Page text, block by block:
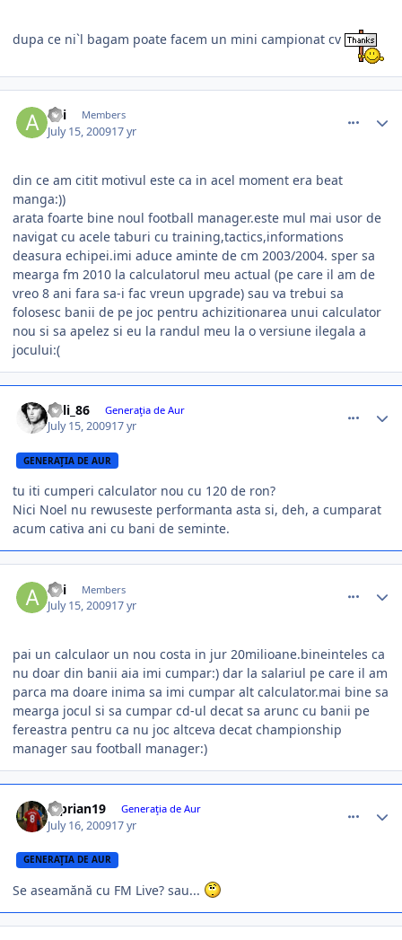
dupa ce ni`l bagam poate facem un mini campionat cv
adi Members
July 15, 200917 yr
din ce am citit motivul este ca in acel moment era beat
manga:))
arata foarte bine noul football manager.este mul mai usor de
navigat cu acele taburi cu training,tactics,informations
deasura echipei.imi aduce aminte de cm 2003/2004. sper sa
mearga fm 2010 la calculatorul meu actual (pe care il am de
vreo 8 ani fara sa-i fac vreun upgrade) sau va trebui sa
folosesc banii de pe joc pentru achizitionarea unui calculator
nou si sa apelez si eu la randul meu la o versiune ilegala a
jocului:(
iulli_86 Generaţia de Aur
July 15, 200917 yr
GENERAŢIA DE AUR
tu iti cumperi calculator nou cu 120 de ron?
Nici Noel nu rewuseste performanta asta si, deh, a cumparat
acum cativa ani cu bani de seminte.
adi Members
July 15, 200917 yr
pai un calculaor un nou costa in jur 20milioane.bineinteles ca
nu doar din banii aia imi cumpar:) dar la salariul pe care il am
parca ma doare inima sa imi cumpar alt calculator.mai bine sa
mearga jocul si sa cumpar cd-ul decat sa arunc cu banii pe
fereastra pentru ca nu joc altceva decat championship
manager sau football manager:)
Ciprian19 Generaţia de Aur
July 16, 200917 yr
GENERAŢIA DE AUR
Se aseamănă cu FM Live? sau...